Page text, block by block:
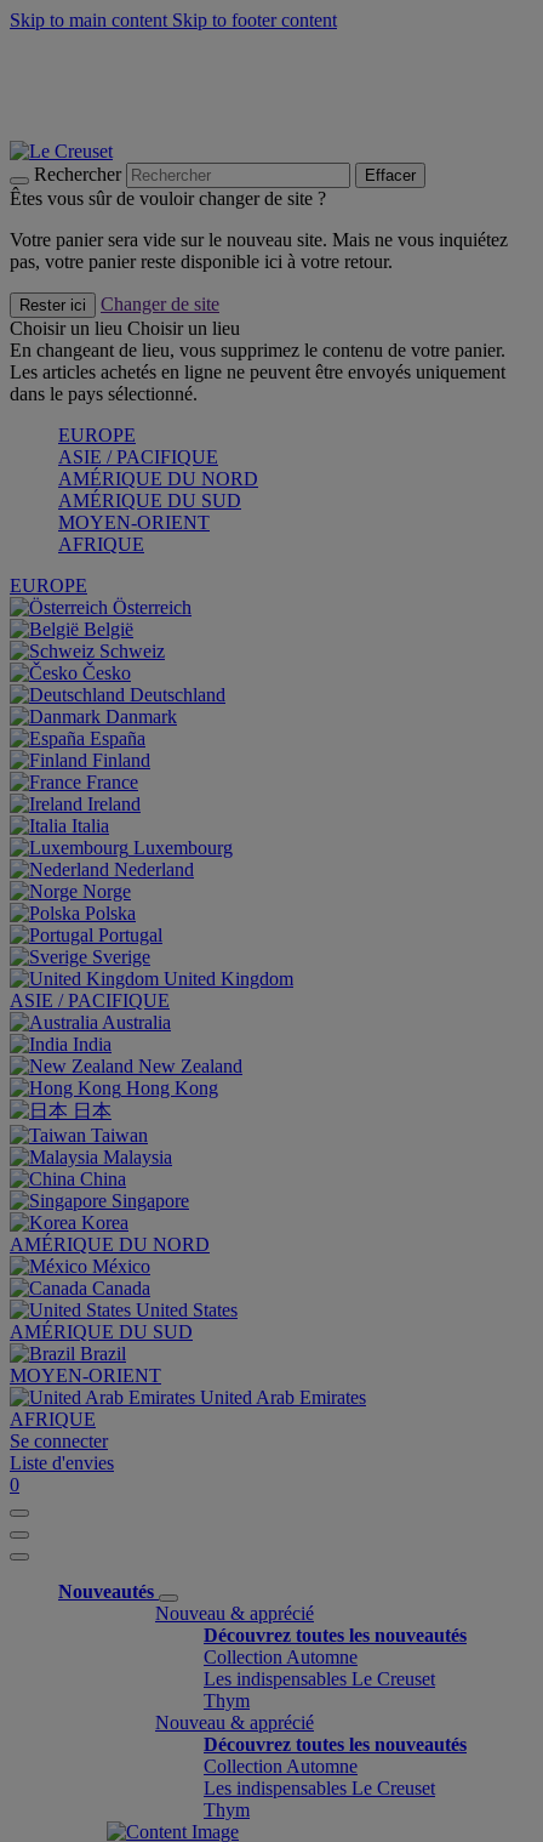
Skip to main content Skip to footer content
Rechercher Effacer
Êtes vous sûr de vouloir changer de site ?
Votre panier sera vide sur le nouveau site. Mais ne vous inquiétez
pas, votre panier reste disponible ici à votre retour.
Rester ici
Changer de site
Choisir un lieu Choisir un lieu
En changeant de lieu, vous supprimez le contenu de votre panier.
Les articles achetés en ligne ne peuvent être envoyés uniquement
dans le pays sélectionné.
EUROPE
ASIE / PACIFIQUE
AMÉRIQUE DU NORD
AMÉRIQUE DU SUD
MOYEN-ORIENT
AFRIQUE
EUROPE
Österreich
België
Schweiz
Česko
Deutschland
Danmark
España
Finland
France
Ireland
Italia
Luxembourg
Nederland
Norge
Polska
Portugal
Sverige
United Kingdom
ASIE / PACIFIQUE
Australia
India
New Zealand
Hong Kong
日本
Taiwan
Malaysia
China
Singapore
Korea
AMÉRIQUE DU NORD
México
Canada
United States
AMÉRIQUE DU SUD
Brazil
MOYEN-ORIENT
United Arab Emirates
AFRIQUE
Se connecter
Liste d'envies
0
Nouveautés
Nouveau & apprécié
Découvrez toutes les nouveautés
Collection Automne
Les indispensables Le Creuset
Thym
Nouveau & apprécié
Découvrez toutes les nouveautés
Collection Automne
Les indispensables Le Creuset
Thym